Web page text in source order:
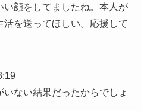
顔をしてましたね。本人が
を送ってほしい。応援して
ない結果だったからでしょ